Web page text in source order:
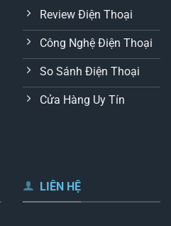
Review Điện Thoại
Công Nghệ Điện Thoại
So Sánh Điện Thoại
Cửa Hàng Uy Tín
LIÊN HỆ